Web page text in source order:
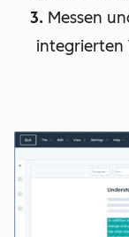
3. Messen
integrierten